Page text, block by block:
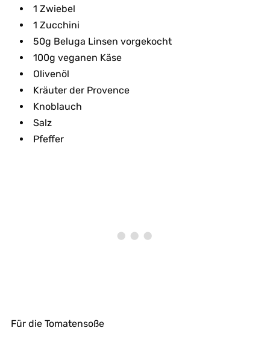
1 Zwiebel
1 Zucchini
50g Beluga Linsen vorgekocht
100g veganen Käse
Olivenöl
Kräuter der Provence
Knoblauch
Salz
Pfeffer
Für die Tomatensoße